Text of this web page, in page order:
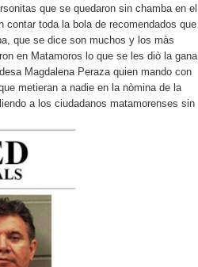
que se quedaron sin chamba en el
contar toda la bola de recomendados que
que se dice son muchos y los màs
en Matamoros lo que se les diò la gana
Magdalena Peraza quien mando con
metieran a nadie en la nòmina de la
a los ciudadanos matamorenses sin